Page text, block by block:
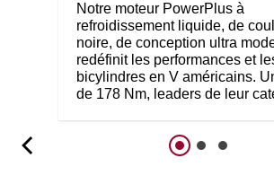
Notre moteur PowerPlus à
refroidissement liquide, de
noire, de conception ultra
redéfinit les performances et
bicylindres en V américains.
de 178 Nm, leaders de leur